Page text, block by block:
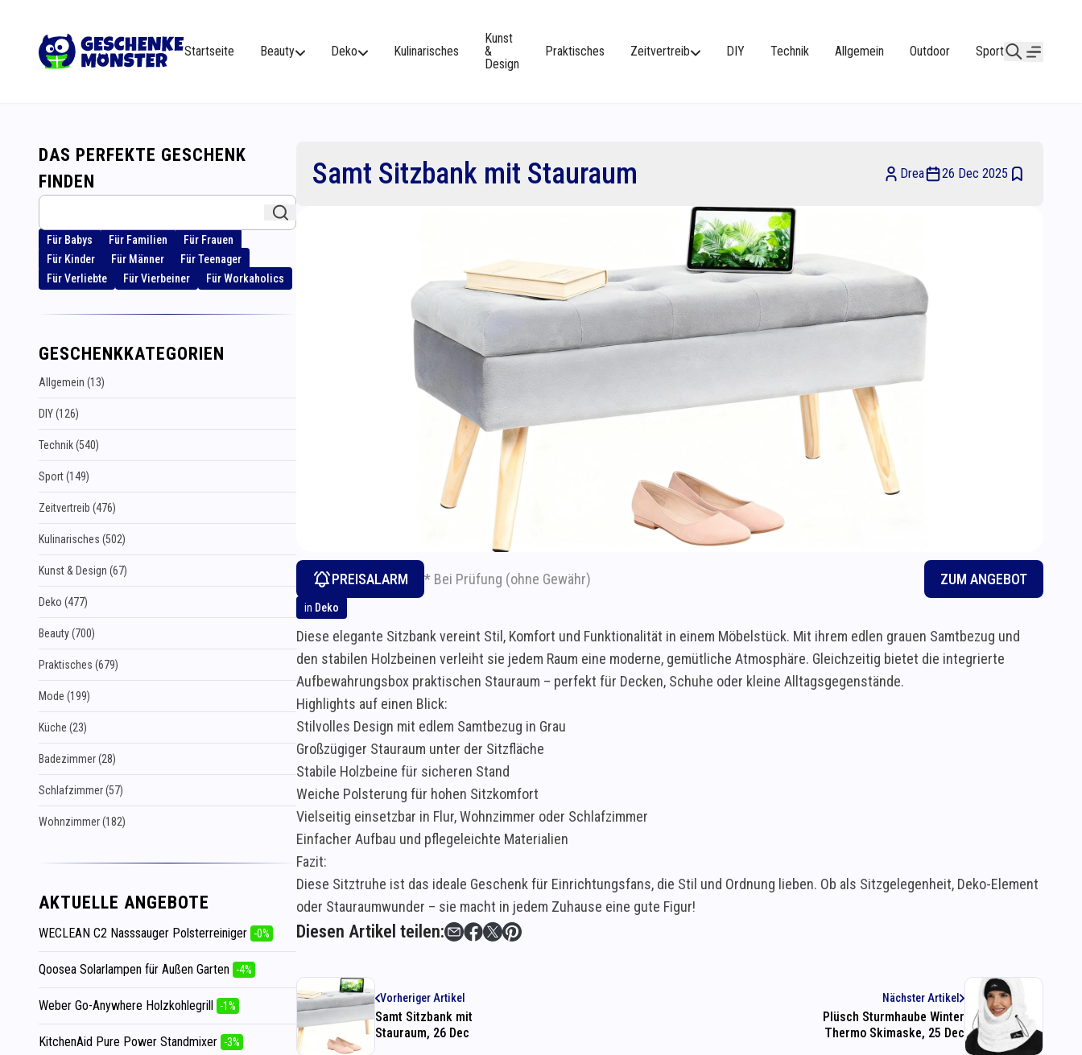
Startseite Beauty Deko Kulinarisches
Kunst
&
Design
Praktisches Zeitvertreib DIY Technik Allgemein Outdoor Sport
Samt Sitzbank mit Stauraum Drea 26 Dec 2025
PREISALARM * Bei Prüfung (ohne Gewähr) ZUM ANGEBOT
in Deko
Diese elegante Sitzbank vereint Stil, Komfort und Funktionalität in einem Möbelstück. Mit ihrem edlen grauen Samtbezug und
den stabilen Holzbeinen verleiht sie jedem Raum eine moderne, gemütliche Atmosphäre. Gleichzeitig bietet die integrierte
Aufbewahrungsbox praktischen Stauraum – perfekt für Decken, Schuhe oder kleine Alltagsgegenstände.
Highlights auf einen Blick:
Stilvolles Design mit edlem Samtbezug in Grau
Großzügiger Stauraum unter der Sitzfläche
Stabile Holzbeine für sicheren Stand
Weiche Polsterung für hohen Sitzkomfort
Vielseitig einsetzbar in Flur, Wohnzimmer oder Schlafzimmer
Einfacher Aufbau und pflegeleichte Materialien
Fazit:
Diese Sitztruhe ist das ideale Geschenk für Einrichtungsfans, die Stil und Ordnung lieben. Ob als Sitzgelegenheit, Deko-Element
oder Stauraumwunder – sie macht in jedem Zuhause eine gute Figur!
Diesen Artikel teilen:
Vorheriger Artikel
Samt Sitzbank mit
Stauraum, 26 Dec
Nächster Artikel
Plüsch Sturmhaube Winter
Thermo Skimaske, 25 Dec
DAS PERFEKTE GESCHENK
FINDEN
Für Babys Für Familien
Für Frauen
Für Kinder
Für Männer
Für Teenager
Für Verliebte
Für Vierbeiner Für Workaholics
GESCHENKKATEGORIEN
Allgemein (13)
DIY (126)
Technik (540)
Sport (149)
Zeitvertreib (476)
Kulinarisches (502)
Kunst & Design (67)
Deko (477)
Beauty (700)
Praktisches (679)
Mode (199)
Küche (23)
Badezimmer (28)
Schlafzimmer (57)
Wohnzimmer (182)
AKTUELLE ANGEBOTE
WECLEAN C2 Nasssauger Polsterreiniger -0%
Qoosea Solarlampen für Außen Garten -4%
Weber Go-Anywhere Holzkohlegrill -1%
KitchenAid Pure Power Standmixer -3%